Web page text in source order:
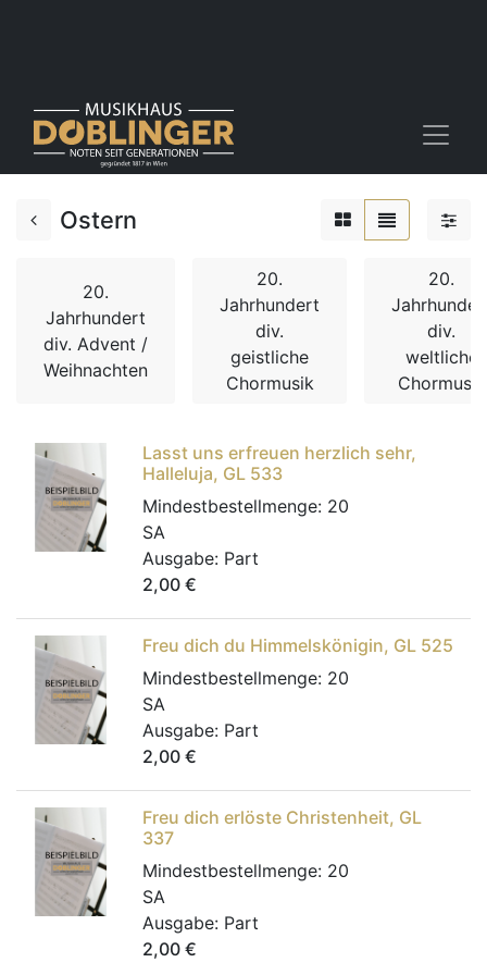
Ostern
20.
Jahrhundert
div. Advent /
Weihnachten
20.
Jahrhundert
div.
geistliche
Chormusik
20.
div.
weltliche
Chormusik
Lasst uns erfreuen herzlich sehr,
Halleluja, GL 533
Mindestbestellmenge: 20
SA
Ausgabe: Part
2,00 €
Freu dich du Himmelskönigin, GL 525
Mindestbestellmenge: 20
SA
Ausgabe: Part
2,00 €
Freu dich erlöste Christenheit, GL
337
Mindestbestellmenge: 20
SA
Ausgabe: Part
2,00 €